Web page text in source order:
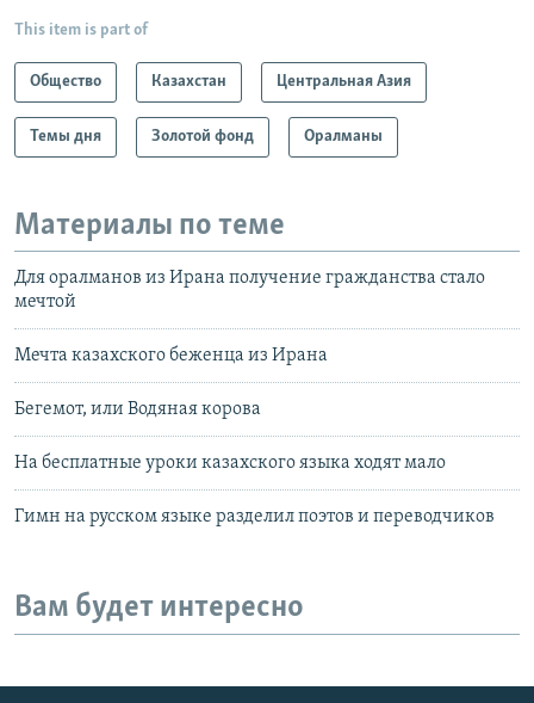
This item is part of
Общество Казахстан Центральная Азия
Темы дня Золотой фонд Оралманы
Материалы по теме
Для оралманов из Ирана получение гражданства стало
мечтой
Мечта казахского беженца из Ирана
Бегемот, или Водяная корова
На бесплатные уроки казахского языка ходят мало
Гимн на русском языке разделил поэтов и переводчиков
Вам будет интересно